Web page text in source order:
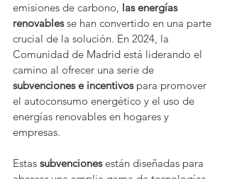
emisiones de carbono, las energías
renovables se han convertido en una parte
crucial de la solución. En 2024, la
Comunidad de Madrid está liderando el
camino al ofrecer una serie de
subvenciones e incentivos para promover
el autoconsumo energético y el uso de
energías renovables en hogares y
empresas.
Estas subvenciones están diseñadas para